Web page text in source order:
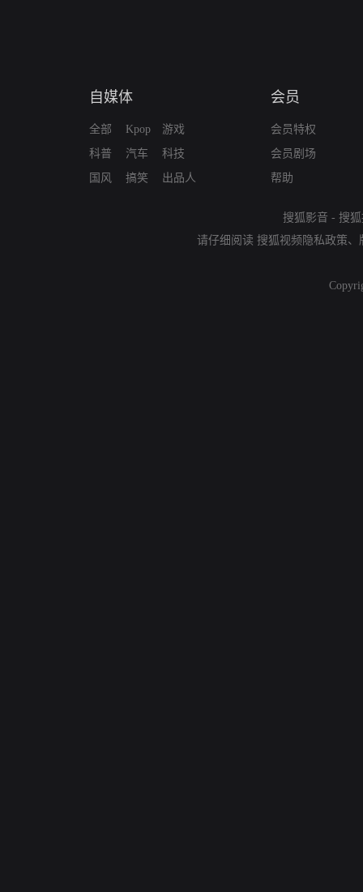
自媒体
全部
科普
国风
Kpop
汽车
搞笑
游戏
科技
出品人
会员
会员特权
会员剧场
帮助
搜狐影音 - 搜
请仔细阅读 搜狐视频隐私政策、